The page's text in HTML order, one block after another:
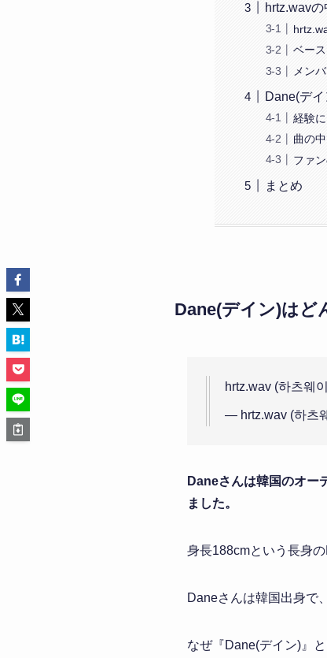
hrtz.wav
ベー
メン
Dane(デ
経験
曲の
ファ
まとめ
Dane(デイン)はど
hrtz.wav (하츠웨
— hrtz.wav (하츠
Daneさんは韓国のオー
ました。
身長188cmという長身
Daneさんは韓国出身で
なぜ『Dane(デイン)』